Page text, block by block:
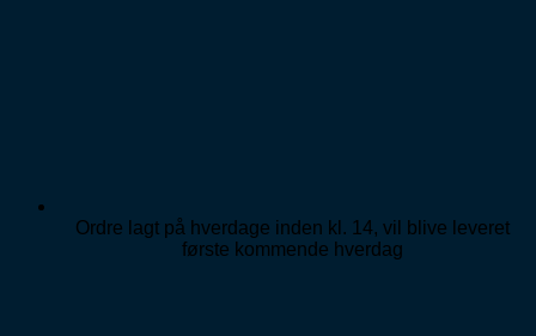
Ordre lagt på hverdage inden kl. 14, vil blive leveret
første kommende hverdag